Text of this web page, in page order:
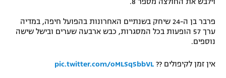
תקנון עבור פעילות אלקטרה
תקנון עבור פעילות ספורט 1 – "מרלן"
גיימינג E-Sports
בייסבול MLB
ספורט אתגרי ואקסטרים
אומנויות לחימה
וילבש את החולצה מספר 8.
פרבר בן ה-24 שיחק בשנתיים האחרונות בהפועל חיפה, במדיה
ערך 57 הופעות בכל המסגרות, כבש ארבעה שערים ובישל שישה
נוספים.
אין זמן לקיפולים ??️ pic.twitter.com/oMLSq5bbVL